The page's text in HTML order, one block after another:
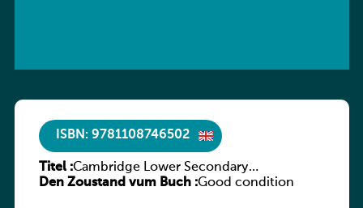
ISBN: 9781108746502
Titel :Cambridge Lower Secondary
Mathematics Workbook 9
Den Zoustand vum Buch :Good condition